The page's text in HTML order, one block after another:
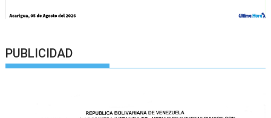
PUBLICIDAD